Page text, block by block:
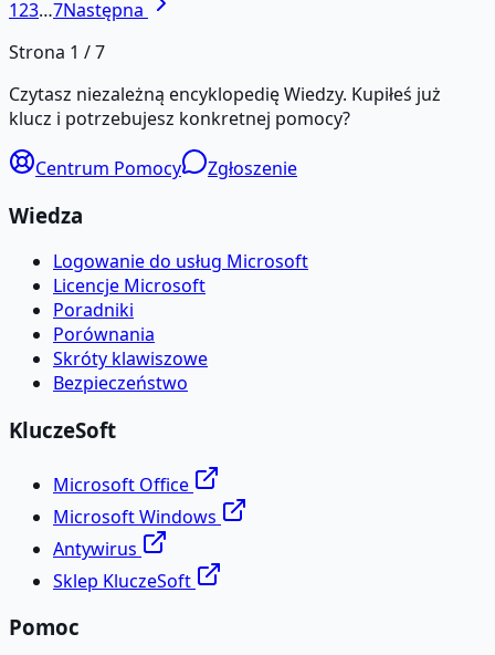
123…7Następna
Strona 1 /7
Czytasz niezależną encyklopedię Wiedzy. Kupiłeś już
klucz i potrzebujesz konkretnej pomocy?
Centrum Pomocy Zgłoszenie
Wiedza
Logowanie do usług Microsoft
Licencje Microsoft
Poradniki
Porównania
Skróty klawiszowe
Bezpieczeństwo
KluczeSoft
Microsoft Office
Microsoft Windows
Antywirus
Sklep KluczeSoft
Pomoc